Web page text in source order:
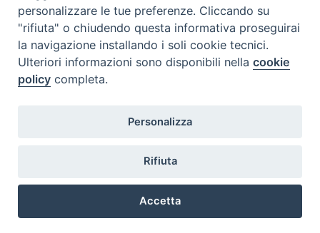
Piazza Mario Dottori, 14
02047 Poggio Mirteto (Rieti)
diocesi@diocesisabina.it
Preferenze Cookie
personalizzare le tue preferenze. Cliccando su
"rifiuta" o chiudendo questa informativa proseguirai
la navigazione installando i soli cookie tecnici.
Ulteriori informazioni sono disponibili nellacookie
policy completa.
Personalizza
Rifiuta
Accetta